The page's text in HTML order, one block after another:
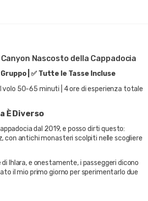
Nascosto della Cappadocia
| ✅ Tutte le Tasse Incluse
50-65 minuti | 4 ore di esperienza totale
È Diverso
dal 2019, e posso dirti questo:
con antichi monasteri scolpiti nelle scogliere
Ihlara, e onestamente, i passeggeri dicono
il mio primo giorno per sperimentarlo due